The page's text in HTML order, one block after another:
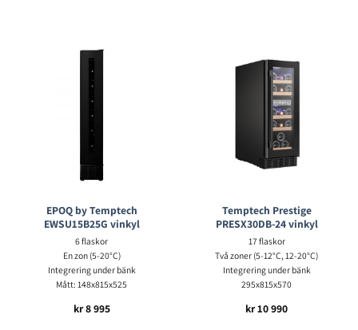
EPOQ by Temptech
EWSU15B25G vinkyl
6 flaskor
En zon (5-20°C)
Integrering under bänk
Mått: 148x815x525
kr8 995
Temptech Prestige
PRESX30DB-24 vinkyl
17 flaskor
Två zoner (5-12°C, 12-20°C)
Integrering under bänk
295x815x570
kr10 990